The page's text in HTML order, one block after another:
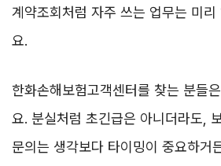
계약조회처럼 자주 쓰는 업무는 미리
요.
한화손해보험고객센터를 찾는 분들
요. 분실처럼 초긴급은 아니더라도,
문의는 생각보다 타이밍이 중요하거